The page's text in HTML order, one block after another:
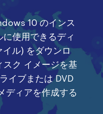
10 のインス
に使用できるディ
ル) をダウンロ
ク イメージを基
イブまたは DVD
ディアを作成する